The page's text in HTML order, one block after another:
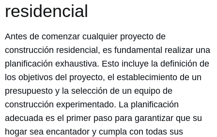
residencial
Antes de comenzar cualquier proyecto de
construcción residencial, es fundamental realizar una
planificación exhaustiva. Esto incluye la definición de
los objetivos del proyecto, el establecimiento de un
presupuesto y la selección de un equipo de
construcción experimentado. La planificación
adecuada es el primer paso para garantizar que su
hogar sea encantador y cumpla con todas sus